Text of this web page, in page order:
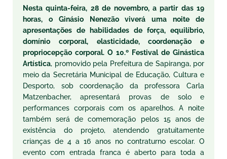
Nesta quinta-feira, 28 de novembro, a partir das 19
horas, o Ginásio Nenezão viverá uma noite de
apresentações de habilidades de força, equilíbrio,
domínio corporal, elasticidade, coordenação e
propriocepção corporal. O 10.º Festival de Ginástica
Artística, promovido pela Prefeitura de Sapiranga, por
meio da Secretária Municipal de Educação, Cultura e
Desporto, sob coordenação da professora Carla
Matzenbacher, apresentará provas de solo e
performances corporais com os aparelhos. A noite
também será de comemoração pelos 15 anos de
existência do projeto, atendendo gratuitamente
crianças de 4 a 16 anos no contraturno escolar. O
evento com entrada franca é aberto para toda a